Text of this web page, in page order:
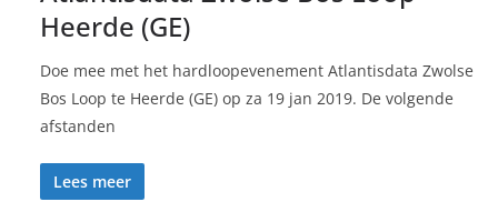
Heerde (GE)
Doe mee met het hardloopevenement Atlantisdata Zwolse
Bos Loop te Heerde (GE) op za 19 jan 2019. De volgende
afstanden
Lees meer